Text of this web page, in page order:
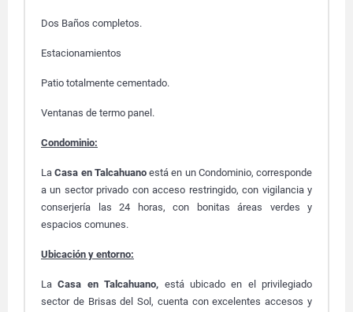
Dos Baños completos.
Estacionamientos
Patio totalmente cementado.
Ventanas de termo panel.
Condominio:
LaCasa en Talcahuanoestá en un Condominio, corresponde
a un sector privado con acceso restringido, con vigilancia y
conserjería las 24 horas, con bonitas áreas verdes y
espacios comunes.
Ubicación y entorno:
LaCasa en Talcahuano, está ubicado en el privilegiado
sector de Brisas del Sol, cuenta con excelentes accesos y